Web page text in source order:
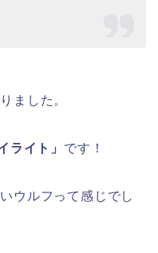
ました。
ライト」 です！
ウルフって感じでし